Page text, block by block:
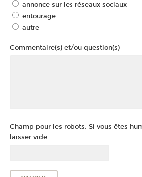
annonce sur les réseaux sociaux
entourage
autre
Commentaire(s) et/ou question(s)
Champ pour les robots. Si vous êtes
laisser vide.